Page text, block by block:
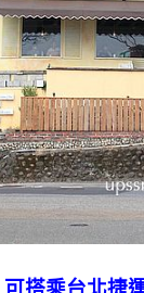
可搭乘台北捷